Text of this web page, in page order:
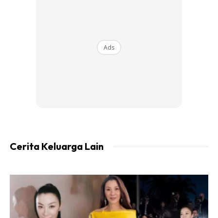
Expect The Unexpected And Trust Your
Journey. Accept Whatever Befalls You ? . . .
Assalamualaikum Everyone, I Got Engaged
Ads
Cerita Keluarga Lain